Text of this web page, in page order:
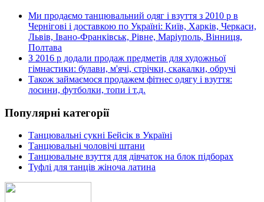
Ми продаємо танцювальний одяг і взуття з 2010 р в
Чернігові і доставкою по Україні: Київ, Харків, Черкаси,
Львів, Івано-Франківськ, Рівне, Маріуполь, Вінниця,
Полтава
З 2016 р додали продаж предметів для художньої
гімнастики: булави, м'ячі, стрічки, скакалки, обручі
Також займаємося продажем фітнес одягу і взуття:
лосини, футболки, топи і т.д.
Популярні категорії
Танцювальні сукні Бейсік в Україні
Танцювальні чоловічі штани
Танцювальне взуття для дівчаток на блок підборах
Туфлі для танців жіноча латина